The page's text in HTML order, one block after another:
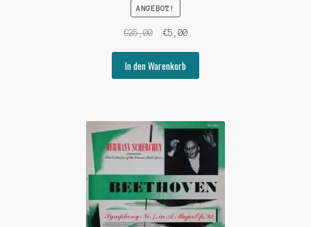
ANGEBOT!
€25,00
Ursprünglicher
war:
€25,00
€5,00Aktueller
€5,00.
In den Warenkorb